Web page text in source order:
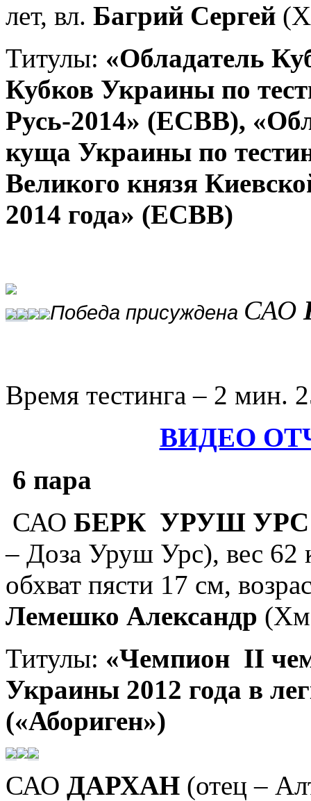
лет, вл. Багрий Сергей
Титулы: «Обладатель
Кубков Украины по
Русь-2014» (ЕСВВ), «
куща Украины по
Великого князя
2014 года» (ЕСВВ)
Победа присуждена САО
Время тестинга – 2 мин.
ВИДЕО
6 пара
САО БЕРК УРУШ УРС
– Доза Уруш Урс), вес 62
обхват пясти 17 см,
Лемешко Александр
Титулы: «Чемпион II
Украины 2012 года в
(«Абориген»)
САО ДАРХАН (отец –